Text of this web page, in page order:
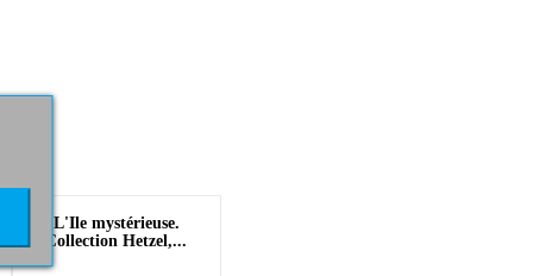
L'Ile mystérieuse.
Collection Hetzel,...